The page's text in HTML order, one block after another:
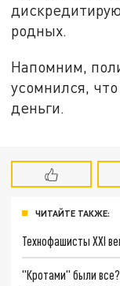
родных.
Напомним,
усомнился,
деньги.
ЧИТАЙТЕ ТАКЖЕ:
Технофашисты XXI
"Кротами" были все?